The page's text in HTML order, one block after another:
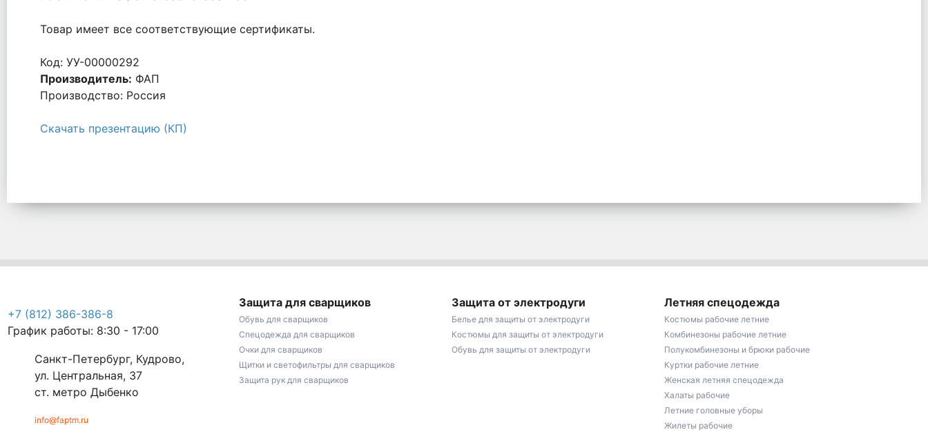
Товар имеет все соответствующие сертификаты.
Код: УУ-00000292
Производитель: ФАП
Производство: Россия
Скачать презентацию (КП)
+7 (812) 386-386-8
График работы: 8:30 - 17:00
Санкт-Петербург, Кудрово,
ул. Центральная, 37
ст. метро Дыбенко
info@faptm.ru
Защита для сварщиков
Обувь для сварщиков
Спецодежда для сварщиков
Очки для сварщиков
Щитки и светофильтры для сварщиков
Защита рук для сварщиков
Защита от электродуги
Белье для защиты от электродуги
Костюмы для защиты от электродуги
Обувь для защиты от электродуги
Летняя спецодежда
Костюмы рабочие летние
Комбинезоны рабочие летние
Полукомбинезоны и брюки рабочие
Куртки рабочие летние
Женская летняя спецодежда
Халаты рабочие
Летние головные уборы
Жилеты рабочие